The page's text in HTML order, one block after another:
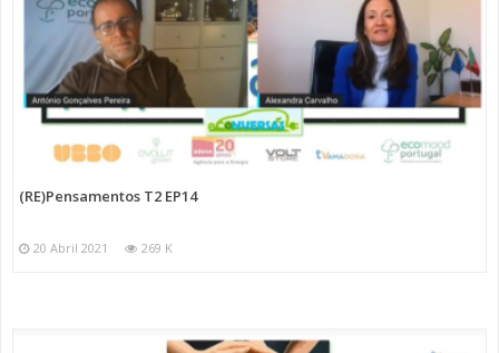
(RE)Pensamentos T2 EP14
20 Abril 2021 269 K